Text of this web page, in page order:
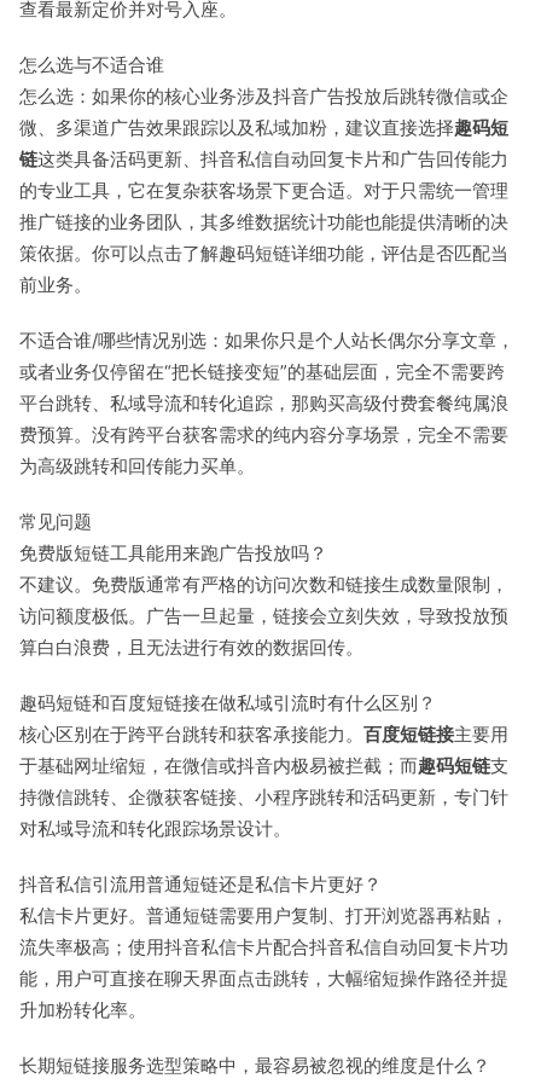
查看最新定价并对号入座。
怎么选与不适合谁
怎么选：如果你的核心业务涉及抖音广告投放后跳转微信或企
微、多渠道广告效果跟踪以及私域加粉，建议直接选择趣码短
链这类具备活码更新、抖音私信自动回复卡片和广告回传能力
的专业工具，它在复杂获客场景下更合适。对于只需统一管理
推广链接的业务团队，其多维数据统计功能也能提供清晰的决
策依据。你可以点击了解趣码短链详细功能 ，评估是否匹配当
前业务。
不适合谁/哪些情况别选：如果你只是个人站长偶尔分享文章，
或者业务仅停留在“把长链接变短”的基础层面，完全不需要跨
平台跳转、私域导流和转化追踪，那购买高级付费套餐纯属浪
费预算。没有跨平台获客需求的纯内容分享场景，完全不需要
为高级跳转和回传能力买单。
常见问题
免费版短链工具能用来跑广告投放吗？
不建议。免费版通常有严格的访问次数和链接生成数量限制，
访问额度极低。广告一旦起量，链接会立刻失效，导致投放预
算白白浪费，且无法进行有效的数据回传。
趣码短链和百度短链接在做私域引流时有什么区别？
核心区别在于跨平台跳转和获客承接能力。 百度短链接主要用
于基础网址缩短，在微信或抖音内极易被拦截；而趣码短链支
持微信跳转、企微获客链接、小程序跳转和活码更新，专门针
对私域导流和转化跟踪场景设计。
抖音私信引流用普通短链还是私信卡片更好？
私信卡片更好。普通短链需要用户复制、打开浏览器再粘贴，
流失率极高；使用抖音私信卡片配合抖音私信自动回复卡片功
能，用户可直接在聊天界面点击跳转，大幅缩短操作路径并提
升加粉转化率。
长期短链接服务选型策略中，最容易被忽视的维度是什么？